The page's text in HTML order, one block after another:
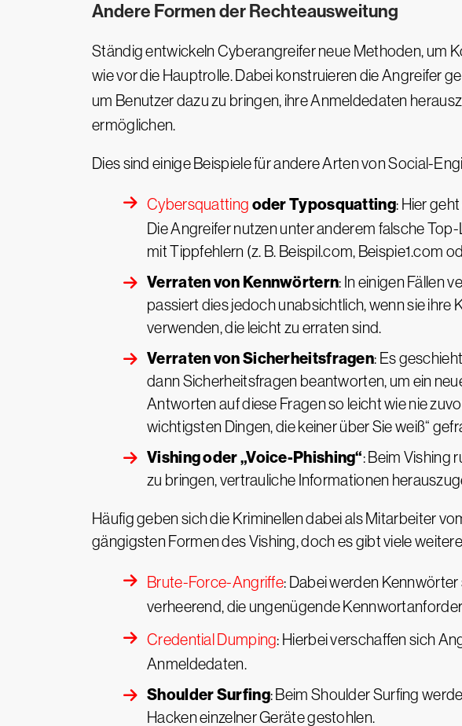
Andere Formen der Rechteausweitung
Ständig entwickeln Cyberangreifer neue Methoden, um
wie vor die Hauptrolle. Dabei konstruieren die Angreifer
um Benutzer dazu zu bringen, ihre Anmeldedaten
ermöglichen.
Dies sind einige Beispiele für andere Arten von Social-
Cybersquatting oder Typosquatting: Hier
Die Angreifer nutzen unter anderem falsche
mit Tippfehlern (z. B. Beispil.com, Beispie1.com
Verraten von Kennwörtern: In einigen Fällen
passiert dies jedoch unabsichtlich, wenn sie
verwenden, die leicht zu erraten sind.
Verraten von Sicherheitsfragen: Es
dann Sicherheitsfragen beantworten, um ein
Antworten auf diese Fragen so leicht wie nie
wichtigsten Dingen, die keiner über Sie weiß“
Vishing oder „Voice-Phishing“: Beim Vishing
zu bringen, vertrauliche Informationen
Häufig geben sich die Kriminellen dabei als Mitarbeiter
gängigsten Formen des Vishing, doch es gibt viele
Brute-Force-Angriffe: Dabei werden
verheerend, die ungenügende
Credential Dumping: Hierbei verschaffen sich
Anmeldedaten.
Shoulder Surfing: Beim Shoulder Surfing
Hacken einzelner Geräte gestohlen.